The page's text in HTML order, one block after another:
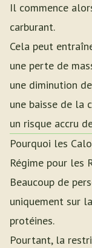
Il commence
carburant.
Cela peut
une perte de
une diminution
une baisse de la
un risque accru
Pourquoi les
Régime pour les
Beaucoup de
uniquement sur
protéines.
Pourtant, la